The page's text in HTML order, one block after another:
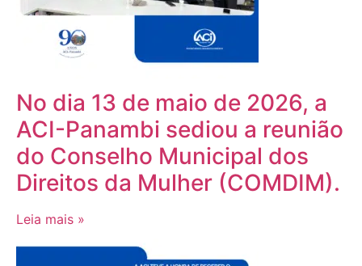
No dia 13 de maio de 2026, a
ACI-Panambi sediou a reunião
do Conselho Municipal dos
Direitos da Mulher (COMDIM).
Leia mais »